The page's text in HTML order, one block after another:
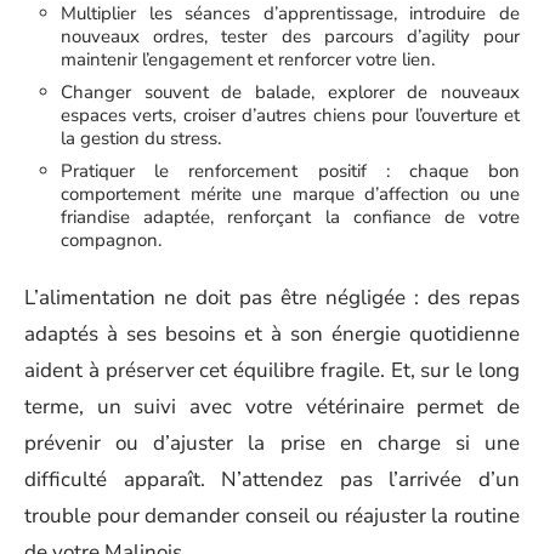
Multiplier les séances d’apprentissage, introduire de
nouveaux ordres, tester des parcours d’agility pour
maintenir l’engagement et renforcer votre lien.
Changer souvent de balade, explorer de nouveaux
espaces verts, croiser d’autres chiens pour l’ouverture et
la gestion du stress.
Pratiquer le renforcement positif : chaque bon
comportement mérite une marque d’affection ou une
friandise adaptée, renforçant la confiance de votre
compagnon.
L’alimentation ne doit pas être négligée : des repas
adaptés à ses besoins et à son énergie quotidienne
aident à préserver cet équilibre fragile. Et, sur le long
terme, un suivi avec votre vétérinaire permet de
prévenir ou d’ajuster la prise en charge si une
difficulté apparaît. N’attendez pas l’arrivée d’un
trouble pour demander conseil ou réajuster la routine